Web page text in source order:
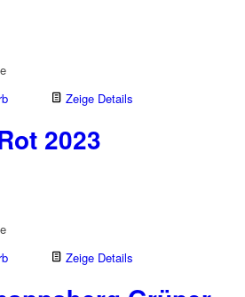
Zeige Details
2023
Zeige Details